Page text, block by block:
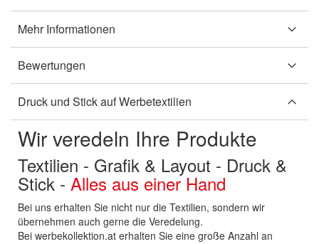
Mehr Informationen
Bewertungen
Druck und Stick auf Werbetextilien
Wir veredeln Ihre Produkte
Textilien - Grafik & Layout - Druck &
Stick - Alles aus einer Hand
Bei uns erhalten Sie nicht nur die Textilien, sondern wir
übernehmen auch gerne die Veredelung.
Bei werbekollektion.at erhalten Sie eine große Anzahl an